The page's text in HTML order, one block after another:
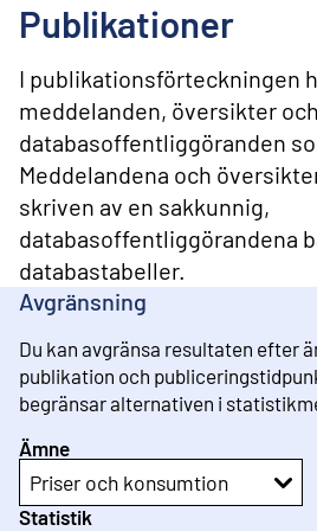
Publikationer
I publikationsförteckningen
meddelanden, översikter och
databasoffentliggöranden
Meddelandena och
skriven av en sakkunnig,
databasoffentliggörandena
databastabeller.
Avgränsning
Du kan avgränsa resultaten efter
publikation och
begränsar alternativen i
Ämne
Priser och konsumtion
Statistik